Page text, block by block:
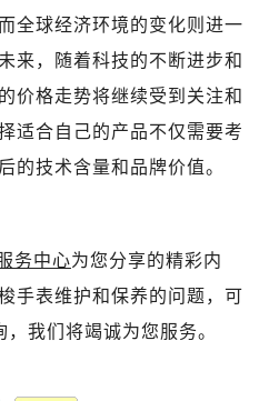
全球经济环境的变化则进一
来，随着科技的不断进步和
价格走势将继续受到关注和
适合自己的产品不仅需要考
的技术含量和品牌价值。
务中心为您分享的精彩内
手表维护和保养的问题，可
我们将竭诚为您服务。